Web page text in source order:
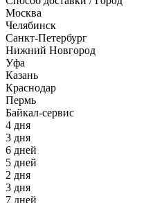
Москва
Челябинск
Санкт-Петербург
Нижний Новгород
Уфа
Казань
Краснодар
Пермь
Байкал-сервис
4 дня
3 дня
6 дней
5 дней
2 дня
3 дня
7 дней